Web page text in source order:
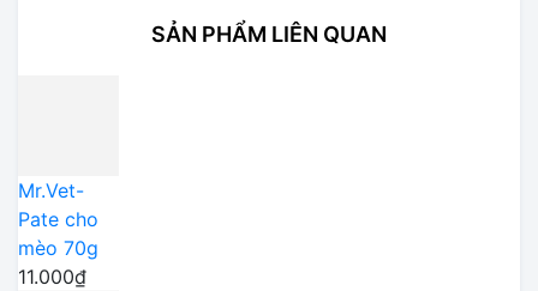
SẢN PHẨM LIÊN QUAN
Mr.Vet-
Pate cho
mèo 70g
11.000₫